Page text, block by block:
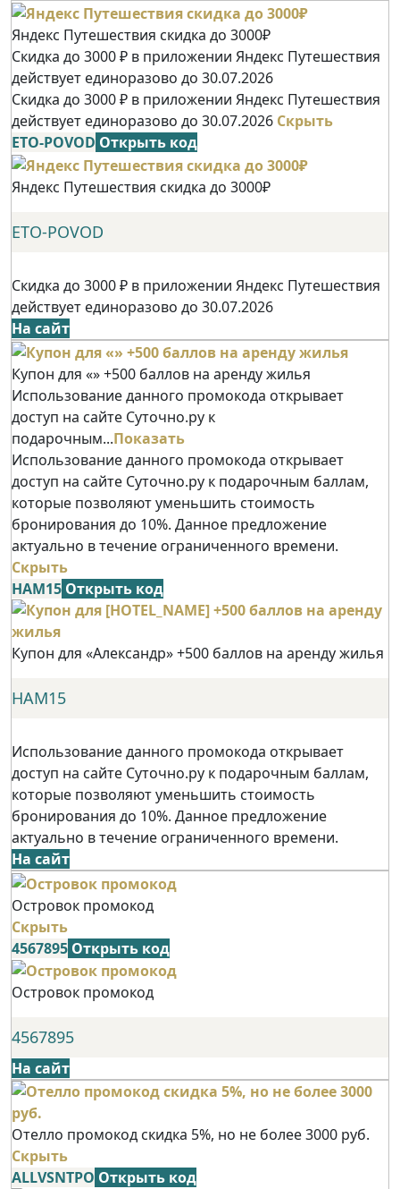
Яндекс Путешествия скидка до 3000₽
Скидка до 3000 ₽ в приложении Яндекс Путешествия
действует единоразово до 30.07.2026
Скидка до 3000 ₽ в приложении Яндекс Путешествия
действует единоразово до 30.07.2026 Скрыть
ETO-POVOD Открыть код
Яндекс Путешествия скидка до 3000₽
ETO-POVOD
Скидка до 3000 ₽ в приложении Яндекс Путешествия
действует единоразово до 30.07.2026
На сайт
Купон для «» +500 баллов на аренду жилья
Использование данного промокода открывает
доступ на сайте Суточно.ру к
подарочным...Показать
Использование данного промокода открывает
доступ на сайте Суточно.ру к подарочным баллам,
которые позволяют уменьшить стоимость
бронирования до 10%. Данное предложение
актуально в течение ограниченного времени.
Скрыть
НАМ15 Открыть код
Купон для «Александр» +500 баллов на аренду жилья
НАМ15
Использование данного промокода открывает
доступ на сайте Суточно.ру к подарочным баллам,
которые позволяют уменьшить стоимость
бронирования до 10%. Данное предложение
актуально в течение ограниченного времени.
На сайт
Островок промокод
Скрыть
4567895 Открыть код
Островок промокод
4567895
На сайт
Отелло промокод скидка 5%, но не более 3000 руб.
Скрыть
ALLVSNTPO Открыть код